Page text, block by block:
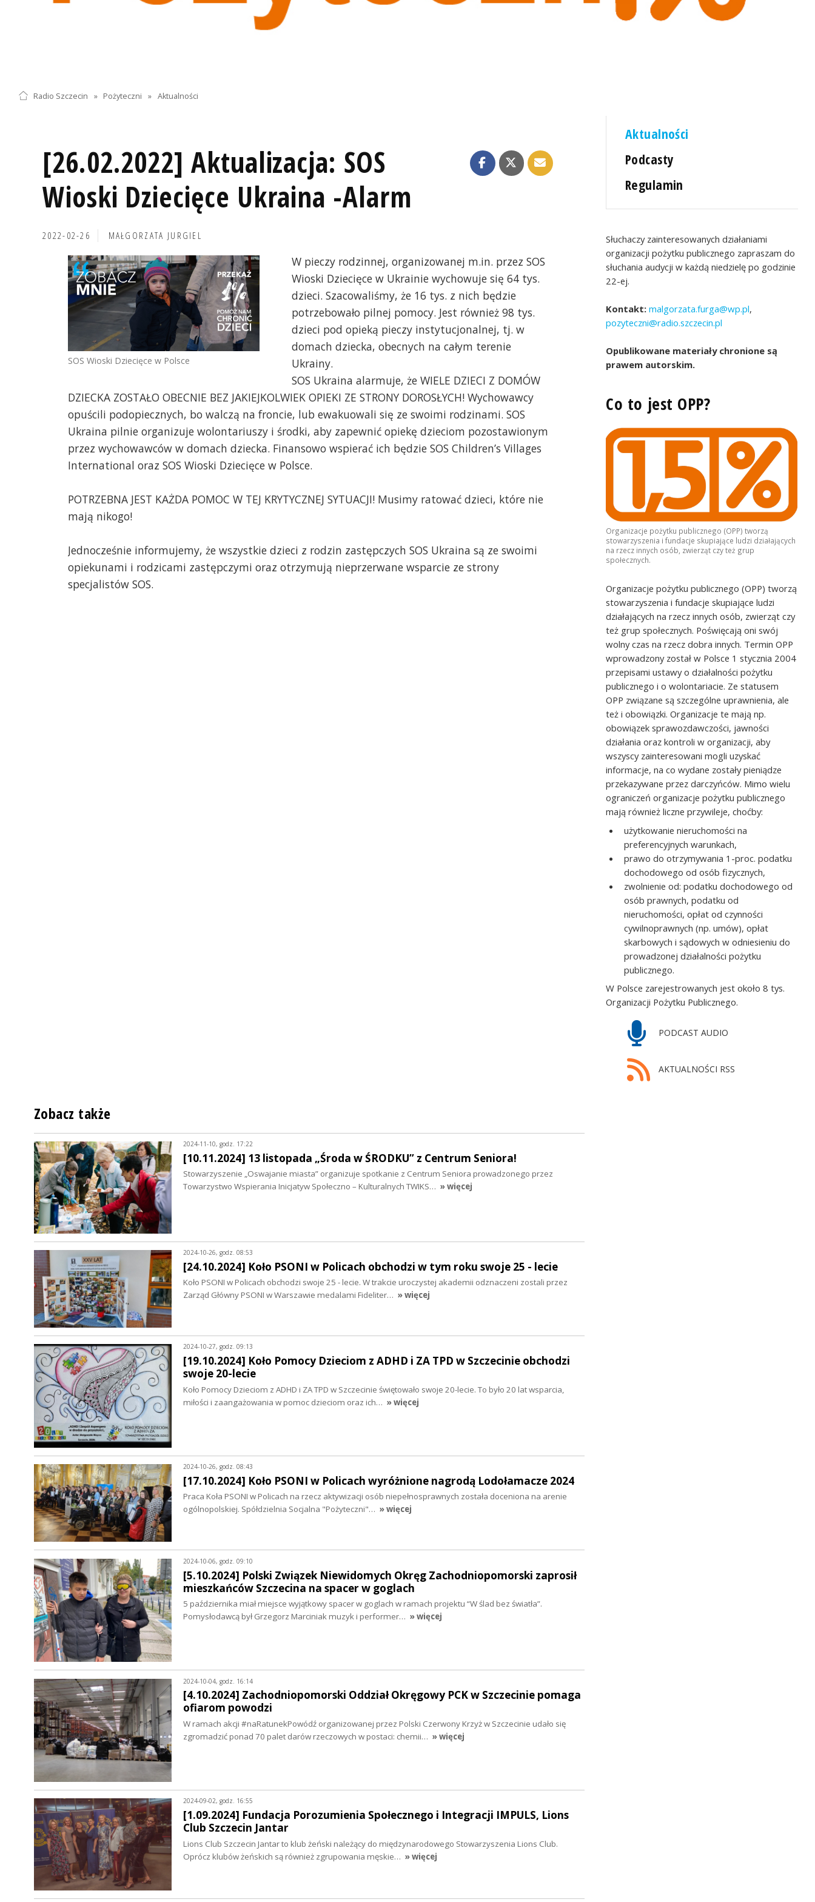
Radio Szczecin » Pożyteczni » Aktualności
[26.02.2022] Aktualizacja: SOS
Wioski Dziecięce Ukraina -Alarm
2022-02-26 MAŁGORZATA JURGIEL
SOS Wioski Dziecięce w Polsce
W pieczy rodzinnej, organizowanej m.in. przez SOS
Wioski Dziecięce w Ukrainie wychowuje się 64 tys.
dzieci. Szacowaliśmy, że 16 tys. z nich będzie
potrzebowało pilnej pomocy. Jest również 98 tys.
dzieci pod opieką pieczy instytucjonalnej, tj. w
domach dziecka, obecnych na całym terenie
Ukrainy.
SOS Ukraina alarmuje, że WIELE DZIECI Z DOMÓW
DZIECKA ZOSTAŁO OBECNIE BEZ JAKIEJKOLWIEK OPIEKI ZE STRONY DOROSŁYCH! Wychowawcy
opuścili podopiecznych, bo walczą na froncie, lub ewakuowali się ze swoimi rodzinami. SOS
Ukraina pilnie organizuje wolontariuszy i środki, aby zapewnić opiekę dzieciom pozostawionym
przez wychowawców w domach dziecka. Finansowo wspierać ich będzie SOS Children’s Villages
International oraz SOS Wioski Dziecięce w Polsce.
POTRZEBNA JEST KAŻDA POMOC W TEJ KRYTYCZNEJ SYTUACJI! Musimy ratować dzieci, które nie
mają nikogo!
Jednocześnie informujemy, że wszystkie dzieci z rodzin zastępczych SOS Ukraina są ze swoimi
opiekunami i rodzicami zastępczymi oraz otrzymują nieprzerwane wsparcie ze strony
specjalistów SOS.
Aktualności
Podcasty
Regulamin
Słuchaczy zainteresowanych działaniami
organizacji pożytku publicznego zapraszam do
słuchania audycji w każdą niedzielę po godzinie
22-ej.
Kontakt: malgorzata.furga@wp.pl,
pozyteczni@radio.szczecin.pl
Opublikowane materiały chronione są
prawem autorskim.
Co to jest OPP?
Organizacje pożytku publicznego (OPP) tworzą
stowarzyszenia i fundacje skupiające ludzi działających
na rzecz innych osób, zwierząt czy też grup
społecznych.
Organizacje pożytku publicznego (OPP) tworzą
stowarzyszenia i fundacje skupiające ludzi
działających na rzecz innych osób, zwierząt czy
też grup społecznych. Poświęcają oni swój
wolny czas na rzecz dobra innych. Termin OPP
wprowadzony został w Polsce 1 stycznia 2004
przepisami ustawy o działalności pożytku
publicznego i o wolontariacie. Ze statusem
OPP związane są szczególne uprawnienia, ale
też i obowiązki. Organizacje te mają np.
obowiązek sprawozdawczości, jawności
działania oraz kontroli w organizacji, aby
wszyscy zainteresowani mogli uzyskać
informacje, na co wydane zostały pieniądze
przekazywane przez darczyńców. Mimo wielu
ograniczeń organizacje pożytku publicznego
mają również liczne przywileje, choćby:
użytkowanie nieruchomości na
preferencyjnych warunkach,
prawo do otrzymywania 1-proc. podatku
dochodowego od osób fizycznych,
zwolnienie od: podatku dochodowego od
osób prawnych, podatku od
nieruchomości, opłat od czynności
cywilnoprawnych (np. umów), opłat
skarbowych i sądowych w odniesieniu do
prowadzonej działalności pożytku
publicznego.
W Polsce zarejestrowanych jest około 8 tys.
Organizacji Pożytku Publicznego.
PODCAST AUDIO
AKTUALNOŚCI RSS
Zobacz także
2024-11-10, godz. 17:22
[10.11.2024] 13 listopada „Środa w ŚRODKU” z Centrum Seniora!
Stowarzyszenie „Oswajanie miasta” organizuje spotkanie z Centrum Seniora prowadzonego przez
Towarzystwo Wspierania Inicjatyw Społeczno – Kulturalnych TWIKS… » więcej
2024-10-26, godz. 08:53
[24.10.2024] Koło PSONI w Policach obchodzi w tym roku swoje 25 - lecie
Koło PSONI w Policach obchodzi swoje 25 - lecie. W trakcie uroczystej akademii odznaczeni zostali przez
Zarząd Główny PSONI w Warszawie medalami Fideliter… » więcej
2024-10-27, godz. 09:13
[19.10.2024] Koło Pomocy Dzieciom z ADHD i ZA TPD w Szczecinie obchodzi
swoje 20-lecie
Koło Pomocy Dzieciom z ADHD i ZA TPD w Szczecinie świętowało swoje 20-lecie. To było 20 lat wsparcia,
miłości i zaangażowania w pomoc dzieciom oraz ich… » więcej
2024-10-26, godz. 08:43
[17.10.2024] Koło PSONI w Policach wyróżnione nagrodą Lodołamacze 2024
Praca Koła PSONI w Policach na rzecz aktywizacji osób niepełnosprawnych została doceniona na arenie
ogólnopolskiej. Spółdzielnia Socjalna "Pożyteczni"… » więcej
2024-10-06, godz. 09:10
[5.10.2024] Polski Związek Niewidomych Okręg Zachodniopomorski zaprosił
mieszkańców Szczecina na spacer w goglach
5 października miał miejsce wyjątkowy spacer w goglach w ramach projektu “W ślad bez światła”.
Pomysłodawcą był Grzegorz Marciniak muzyk i performer… » więcej
2024-10-04, godz. 16:14
[4.10.2024] Zachodniopomorski Oddział Okręgowy PCK w Szczecinie pomaga
ofiarom powodzi
W ramach akcji #naRatunekPowódź organizowanej przez Polski Czerwony Krzyż w Szczecinie udało się
zgromadzić ponad 70 palet darów rzeczowych w postaci: chemii… » więcej
2024-09-02, godz. 16:55
[1.09.2024] Fundacja Porozumienia Społecznego i Integracji IMPULS, Lions
Club Szczecin Jantar
Lions Club Szczecin Jantar to klub żeński należący do międzynarodowego Stowarzyszenia Lions Club.
Oprócz klubów żeńskich są również zgrupowania męskie… » więcej